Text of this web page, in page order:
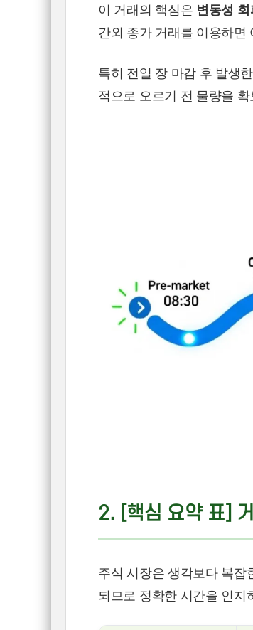
이 거래의 핵심은 변동성 회
간외 종가 거래를 이용하면
특히 전일 장 마감 후 발생
적으로 오르기 전 물량을
2. [핵심 요약 표]
주식 시장은 생각보다 복잡
되므로 정확한 시간을 인지